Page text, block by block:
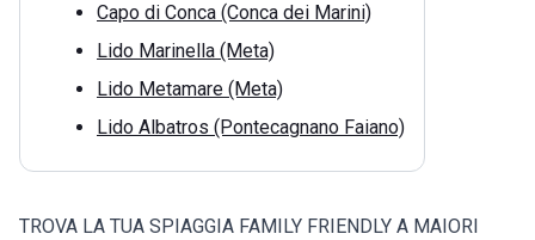
Capo di Conca (Conca dei Marini)
Lido Marinella (Meta)
Lido Metamare (Meta)
Lido Albatros (Pontecagnano Faiano)
TROVA LA TUA SPIAGGIA FAMILY FRIENDLY A MAIORI